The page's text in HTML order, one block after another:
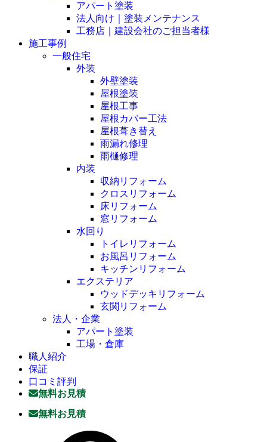
アパート塗装
法人向け｜塗装メンテナンス
工務店｜建設会社のご担当者様
施工事例
一般住宅
外装
外壁塗装
屋根塗装
屋根工事
屋根カバー工法
屋根葺き替え
雨漏れ修理
雨樋修理
内装
収納リフォーム
クロスリフォーム
床リフォーム
窓リフォーム
水回り
トイレリフォーム
お風呂リフォーム
キッチンリフォーム
エクステリア
ウッドデッキリフォーム
玄関リフォーム
法人・企業
アパート塗装
工場・倉庫
職人紹介
保証
口コミ評判
無料お見積
無料お見積